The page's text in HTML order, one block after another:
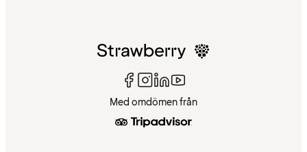
Med omdömen från